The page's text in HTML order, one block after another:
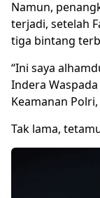
Namun,
terjadi, setelah
tiga bintang
“Ini saya
Indera
Keamanan
Tak lama,